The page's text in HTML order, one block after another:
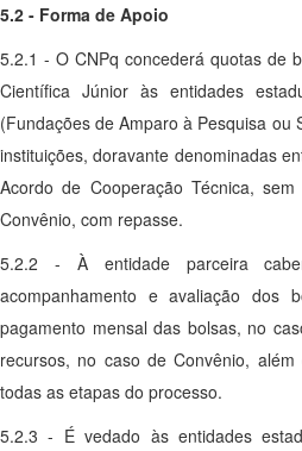
5.2 - Forma de Apoio
5.2.1 - O CNPq concederá quotas de
Científica Júnior às entidades
(Fundações de Amparo à Pesquisa ou
instituições, doravante denominadas
Acordo de Cooperação Técnica,
Convênio, com repasse.
5.2.2 - À entidade parceira
acompanhamento e avaliação dos
pagamento mensal das bolsas, no
recursos, no caso de Convênio,
todas as etapas do processo.
5.2.3 - É vedado às entidades